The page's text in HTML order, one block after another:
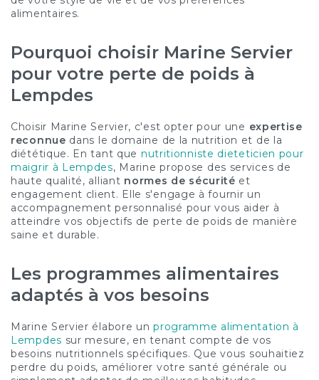
alimentaires.
Pourquoi choisir Marine Servier
pour votre perte de poids à
Lempdes
Choisir Marine Servier, c'est opter pour une expertise
reconnue dans le domaine de la nutrition et de la
diététique. En tant que nutritionniste dieteticien pour
maigrir à Lempdes, Marine propose des services de
haute qualité, alliant normes de sécurité et
engagement client. Elle s'engage à fournir un
accompagnement personnalisé pour vous aider à
atteindre vos objectifs de perte de poids de manière
saine et durable.
Les programmes alimentaires
adaptés à vos besoins
Marine Servier élabore unprogramme alimentation à
Lempdes sur mesure, en tenant compte de vos
besoins nutritionnels spécifiques. Que vous souhaitiez
perdre du poids, améliorer votre santé générale ou